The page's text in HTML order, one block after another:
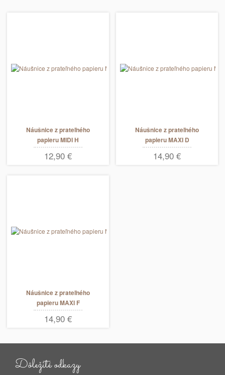
Náušnice z prateľného
papieru MIDI H
12,90 €
Náušnice z prateľného
papieru MAXI D
14,90 €
Náušnice z prateľného
papieru MAXI F
14,90 €
Dôležité odkazy